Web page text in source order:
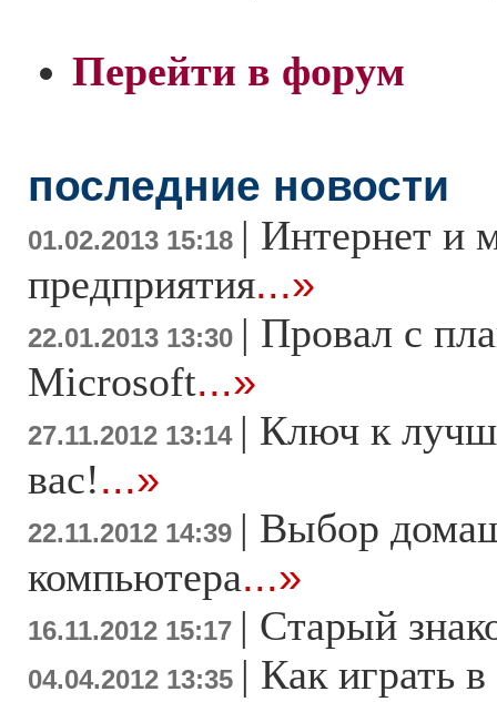
Перейти в форум
последние новости
01.02.2013 15:18 | Интернет и
предприятия...»
22.01.2013 13:30 | Провал с
Microsoft...»
27.11.2012 13:14 | Ключ к
вас!...»
22.11.2012 14:39 | Выбор
компьютера...»
16.11.2012 15:17 | Старый
04.04.2012 13:35 | Как играть